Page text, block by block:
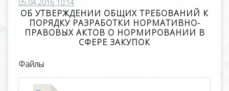
05.04.2016 10:14
ОБ УТВЕРЖДЕНИИ ОБЩИХ ТРЕБОВАНИЙ К
ПОРЯДКУ РАЗРАБОТКИ НОРМАТИВНО-
ПРАВОВЫХ АКТОВ О НОРМИРОВАНИИ В
СФЕРЕ ЗАКУПОК
Файлы